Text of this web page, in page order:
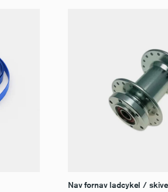
Nav fornav ladcykel /